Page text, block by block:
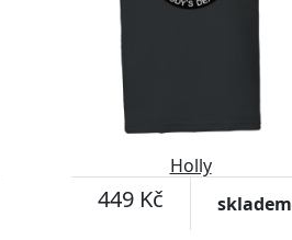
Holly
449 Kč skladem